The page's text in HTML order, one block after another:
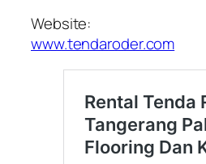
Website:
www.tendaroder.com